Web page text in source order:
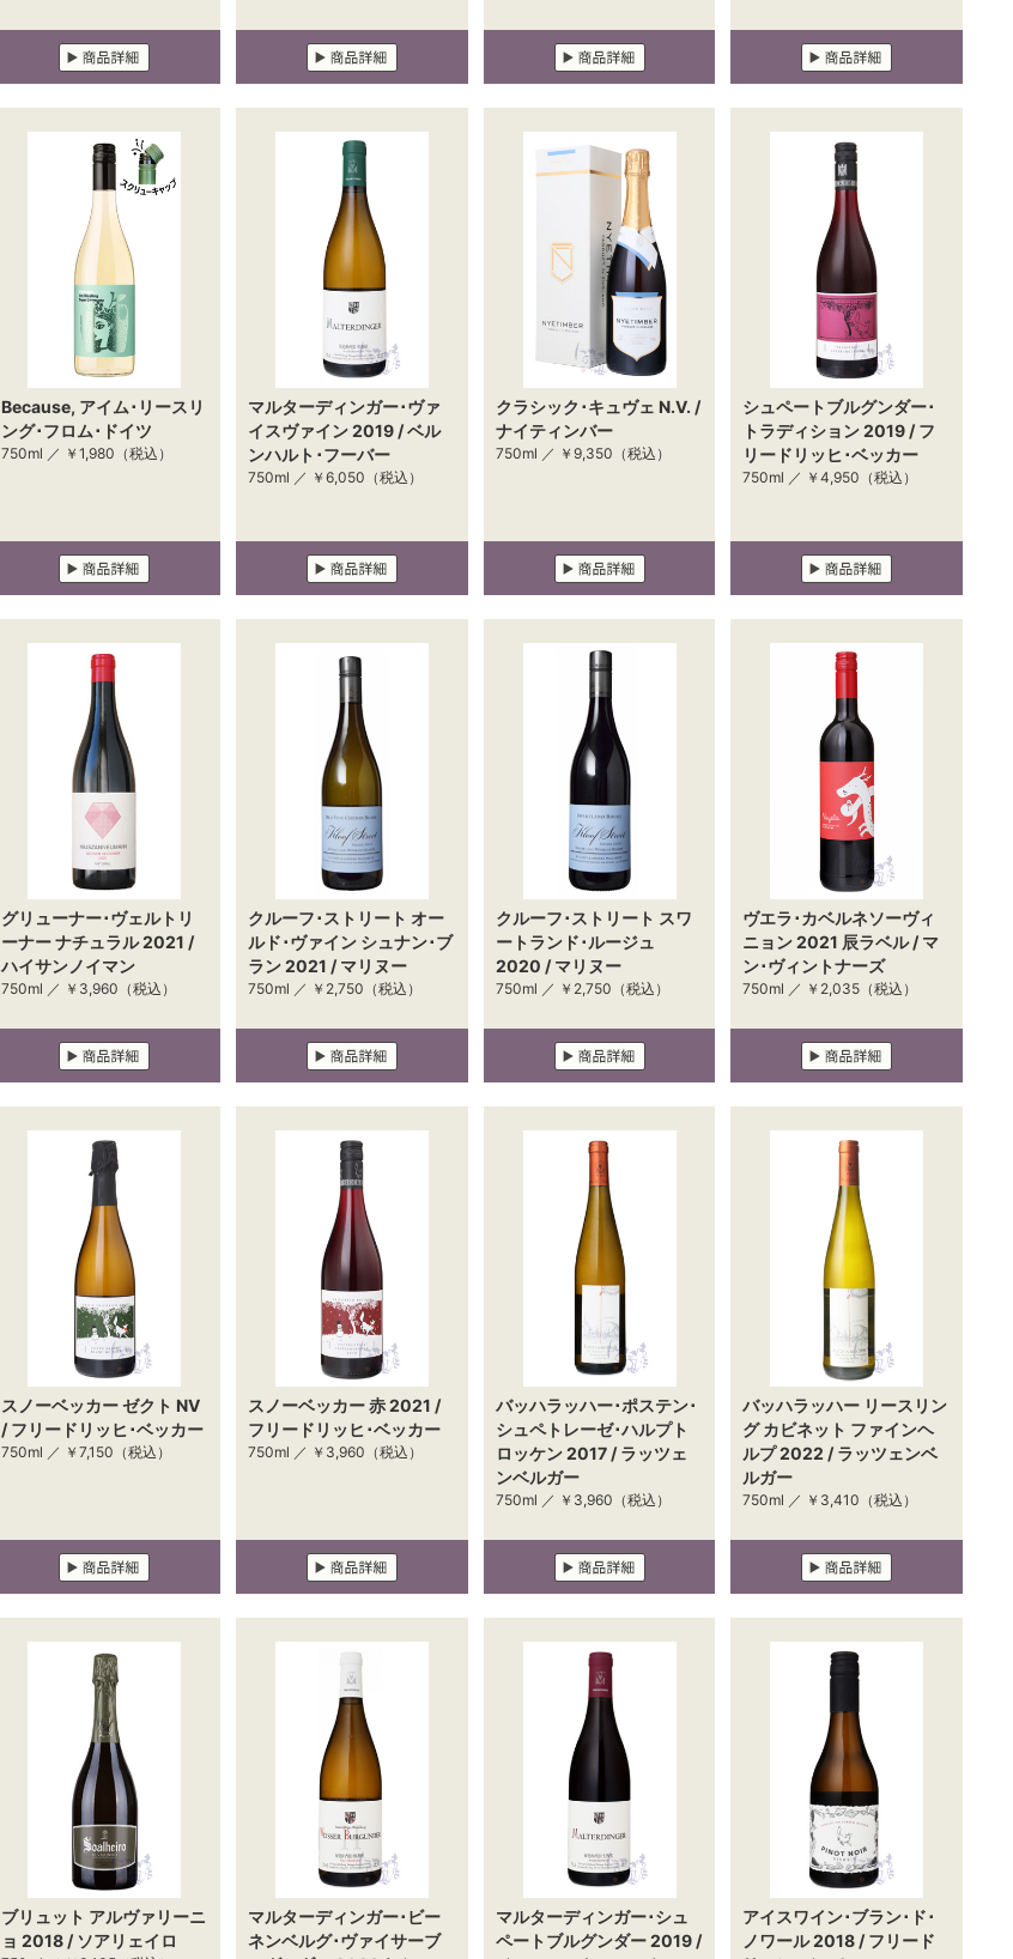
Because, アイム･リースリ
ング･フロム･ドイツ
750ml ／ ￥1,980 （税込）
マルターディンガー･ヴァ
イスヴァイン 2019 / ベル
ンハルト･フーバー
750ml ／ ￥6,050 （税込）
クラシック･キュヴェ N.V. /
ナイティンバー
750ml ／ ￥9,350 （税込）
シュペートブルグンダー･
トラディション 2019 / フ
リードリッヒ･ベッカー
750ml ／ ￥4,950 （税込）
グリューナー･ヴェルトリ
ーナー ナチュラル 2021 /
ハイサンノイマン
750ml ／ ￥3,960 （税込）
クルーフ･ストリート オー
ルド･ヴァイン シュナン･ブ
ラン 2021 / マリヌー
750ml ／ ￥2,750 （税込）
クルーフ･ストリート スワ
ートランド･ルージュ
2020 / マリヌー
750ml ／ ￥2,750 （税込）
ヴエラ･カベルネソーヴィ
ニョン 2021 辰ラベル / マ
ン･ヴィントナーズ
750ml ／ ￥2,035 （税込）
スノーベッカー ゼクト NV
/ フリードリッヒ･ベッカー
750ml ／ ￥7,150 （税込）
スノーベッカー 赤 2021 /
フリードリッヒ･ベッカー
750ml ／ ￥3,960 （税込）
バッハラッハー･ポステン･
シュペトレーゼ･ハルプト
ロッケン 2017 / ラッツェ
ンベルガー
750ml ／ ￥3,960 （税込）
バッハラッハー リースリン
グ カビネット ファインヘ
ルプ 2022 / ラッツェンベ
ルガー
750ml ／ ￥3,410 （税込）
ブリュット アルヴァリーニ
ョ 2018 / ソアリェイロ
マルターディンガー･ビー
ネンベルグ･ヴァイサーブ
マルターディンガー･シュ
ペートブルグンダー 2019 /
アイスワイン･ブラン･ド･
ノワール 2018 / フリード